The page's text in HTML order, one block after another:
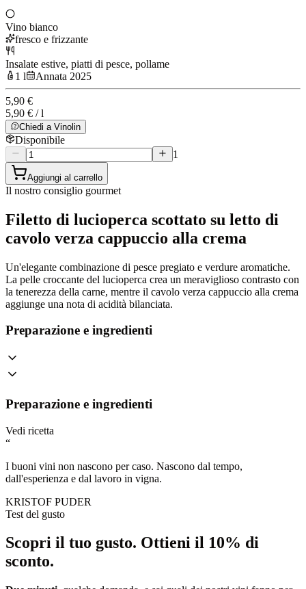
Vino bianco
fresco e frizzante
Insalate estive, piatti di pesce, pollame
1 l
Annata 2025
5,90 €
5,90 € / l
Chiedi a Vinolin
Disponibile
1
Aggiungi al carrello
Il nostro consiglio gourmet
Filetto di lucioperca scottato su letto di
cavolo verza cappuccio alla crema
Un'elegante combinazione di pesce pregiato e verdure aromatiche.
La pelle croccante del lucioperca crea un meraviglioso contrasto con
la tenerezza della carne, mentre il cavolo verza cappuccio alla crema
aggiunge una nota di acidità bilanciata.
Preparazione e ingredienti
Preparazione e ingredienti
Vedi ricetta
“
I buoni vini non nascono per caso. Nascono dal tempo,
dall'esperienza e dal lavoro in vigna.
KRISTOF PUDER
Test del gusto
Scopri il tuo gusto. Ottieni il 10% di
sconto.